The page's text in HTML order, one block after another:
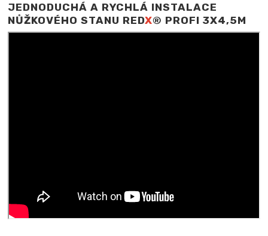
JEDNODUCHÁ A RYCHLÁ INSTALACE
NŮŽKOVÉHO STANU REDX® PROFI 3X4,5M